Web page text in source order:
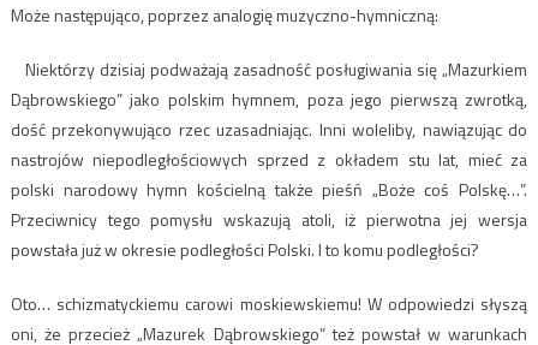
Może następująco, poprzez analogię muzyczno-hymniczną:
Niektórzy dzisiaj podważają zasadność posługiwania się „Mazurkiem
Dąbrowskiego” jako polskim hymnem, poza jego pierwszą zwrotką,
dość przekonywująco rzec uzasadniając. Inni woleliby, nawiązując do
nastrojów niepodległościowych sprzed z okładem stu lat, mieć za
polski narodowy hymn kościelną także pieśń „Boże coś Polskę…”.
Przeciwnicy tego pomysłu wskazują atoli, iż pierwotna jej wersja
powstała już w okresie podległości Polski. I to komu podległości?
Oto… schizmatyckiemu carowi moskiewskiemu! W odpowiedzi słyszą
oni, że przecież „Mazurek Dąbrowskiego” też powstał w warunkach